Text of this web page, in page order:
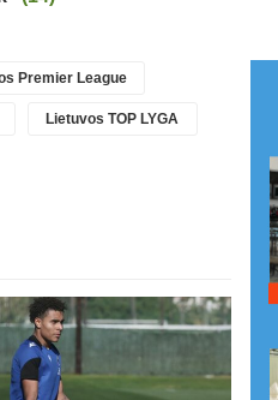
Premier League
Lietuvos TOP LYGA